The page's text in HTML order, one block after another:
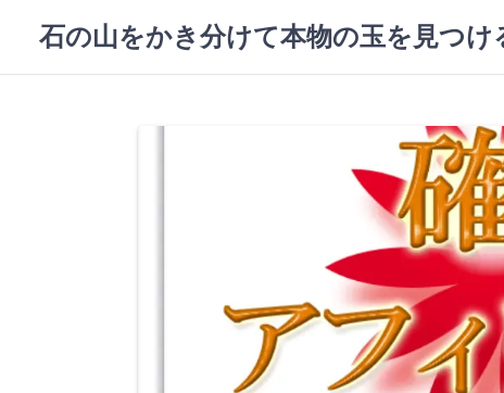
石の山をかき分けて本物の玉を見つけ